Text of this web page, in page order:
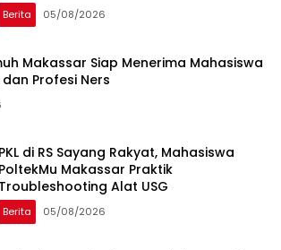
Berita 05/08/2026
Makassar Siap Menerima Mahasiswa
Profesi Ners
PKL di RS Sayang Rakyat, Mahasiswa
PoltekMu Makassar Praktik
Troubleshooting Alat USG
Berita 05/08/2026